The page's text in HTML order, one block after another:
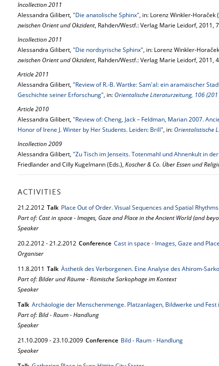
Incollection 2011
Alessandra Gilibert, "Die anatolische Sphinx", in: Lorenz Winkler-Horaček
zwischen Orient und Okzident, Rahden/Westf.: Verlag Marie Leidorf, 2011,
Incollection 2011
Alessandra Gilibert, "Die nordsyrische Sphinx", in: Lorenz Winkler-
zwischen Orient und Okzident, Rahden/Westf.: Verlag Marie Leidorf, 2011,
Article 2011
Alessandra Gilibert, "Review of R.-B. Wartke: Sam'al: ein aramäischer
Geschichte seiner Erforschung", in:Orientalische Literaturzeitung, 106
Article 2010
Alessandra Gilibert, "Review of: Cheng, Jack – Feldman, Marian 2007.
Honor of Irene J. Winter by Her Students. Leiden: Brill", in:Orientalistische
Incollection 2009
Alessandra Gilibert, "Zu Tisch im Jenseits. Totenmahl und Ahnenkult in
Friedlander and Cilly Kugelmann (Eds.), Koscher & Co. Über Essen und
ACTIVITIES
21.2.2012 Talk Place Out of Order. Visual Sequences and Spatial
Part of: Cast in space - Images, Gaze and Place in the Ancient World (and
Speaker
20.2.2012-21.2.2012 Conference Cast in space - Images, Gaze and
Organiser
11.8.2011 Talk Ästhetik des Verborgenen. Eine Analyse des Ahirom-
Part of: Bilder und Räume - Römische Sarkophage im Kontext
Speaker
Talk Archäologie der Menschenmenge. Platzanlagen, Bildwerke und
Part of: Bild - Raum - Handlung
Speaker
21.10.2009-23.10.2009 Conference Bild - Raum - Handlung
Speaker